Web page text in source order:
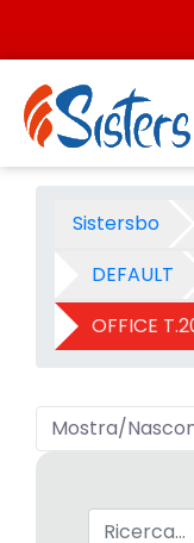
OFFICE
Sistersbo
DEFAULT
OFFICE
Mostra/
Barra di